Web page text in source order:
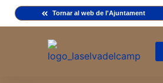
Tornar al web de l'Ajuntament